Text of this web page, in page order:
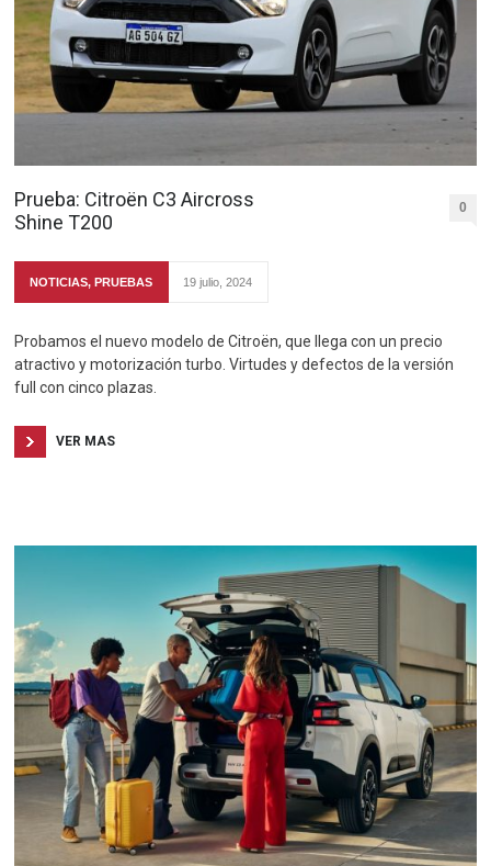
Prueba: Citroën C3 Aircross
Shine T200
0
NOTICIAS,PRUEBAS 19 julio, 2024
Probamos el nuevo modelo de Citroën, que llega con un precio
atractivo y motorización turbo. Virtudes y defectos de la versión
full con cinco plazas.
VER MAS